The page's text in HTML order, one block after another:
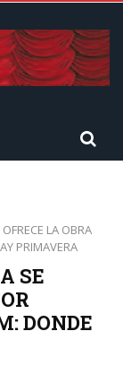
LA OBRA
PRIMAVERA
SE
DONDE